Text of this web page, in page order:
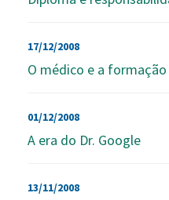
17/12/2008
O médico e a
01/12/2008
A era do Dr. Google
13/11/2008